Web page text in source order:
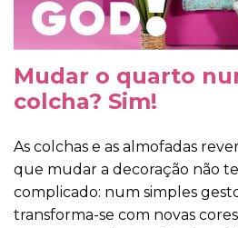
Mudar o quarto
colcha? Sim!
As colchas e as almofadas
que mudar a decoração não
complicado: num simples
transforma-se com novas